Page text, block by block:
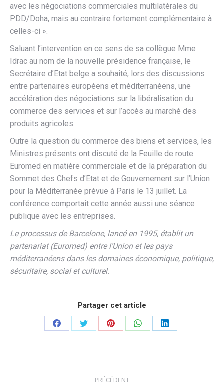
avec les négociations commerciales multilatérales du
PDD/Doha, mais au contraire fortement complémentaire à
celles-ci ».
Saluant l’intervention en ce sens de sa collègue Mme
Idrac au nom de la nouvelle présidence française, le
Secrétaire d’Etat belge a souhaité, lors des discussions
entre partenaires européens et méditerranéens, une
accélération des négociations sur la libéralisation du
commerce des services et sur l’accès au marché des
produits agricoles.
Outre la question du commerce des biens et services, les
Ministres présents ont discuté de la Feuille de route
Euromed en matière commerciale et de la préparation du
Sommet des Chefs d’Etat et de Gouvernement sur l’Union
pour la Méditerranée prévue à Paris le 13 juillet. La
conférence comportait cette année aussi une séance
publique avec les entreprises.
Le processus de Barcelone, lancé en 1995, établit un
partenariat (Euromed) entre l’Union et les pays
méditerranéens dans les domaines économique, politique,
sécuritaire, social et culturel.
Partager cet article
PartagerPartagerPartagerPartagerPartager
PRÉCÉDENT